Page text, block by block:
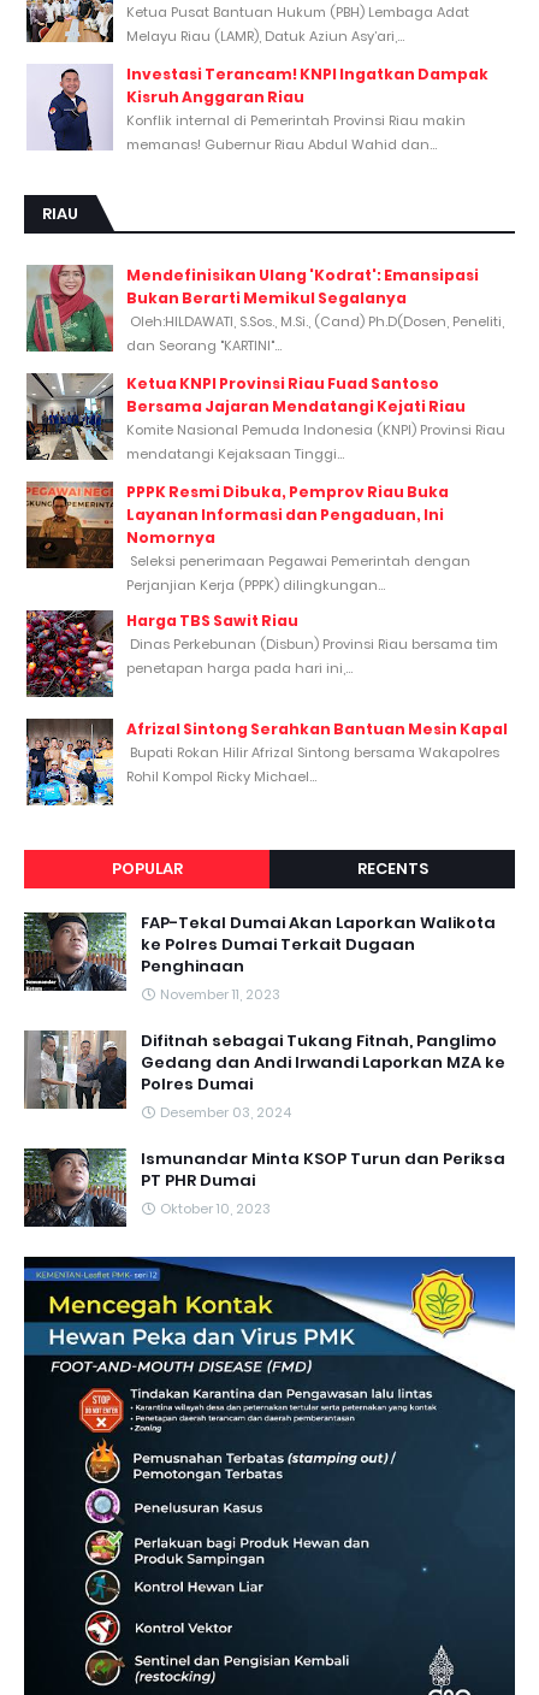
Ketua Pusat Bantuan Hukum (PBH) Lembaga Adat
Melayu Riau (LAMR), Datuk Aziun Asy’ari,...
Investasi Terancam! KNPI Ingatkan Dampak
Kisruh Anggaran Riau
Konflik internal di Pemerintah Provinsi Riau makin
memanas! Gubernur Riau Abdul Wahid dan...
RIAU
Mendefinisikan Ulang 'Kodrat': Emansipasi
Bukan Berarti Memikul Segalanya
Oleh:HILDAWATI, S.Sos., M.Si., (Cand) Ph.D(Dosen, Peneliti,
dan Seorang "KARTINI"...
Ketua KNPI Provinsi Riau Fuad Santoso
Bersama Jajaran Mendatangi Kejati Riau
Komite Nasional Pemuda Indonesia (KNPI) Provinsi Riau
mendatangi Kejaksaan Tinggi...
PPPK Resmi Dibuka, Pemprov Riau Buka
Layanan Informasi dan Pengaduan, Ini
Nomornya
Seleksi penerimaan Pegawai Pemerintah dengan
Perjanjian Kerja (PPPK) dilingkungan...
Harga TBS Sawit Riau
Dinas Perkebunan (Disbun) Provinsi Riau bersama tim
penetapan harga pada hari ini,...
Afrizal Sintong Serahkan Bantuan Mesin Kapal
Bupati Rokan Hilir Afrizal Sintong bersama Wakapolres
Rohil Kompol Ricky Michael...
POPULAR RECENTS
FAP-Tekal Dumai Akan Laporkan Walikota
ke Polres Dumai Terkait Dugaan
Penghinaan
November 11, 2023
Difitnah sebagai Tukang Fitnah, Panglimo
Gedang dan Andi Irwandi Laporkan MZA ke
Polres Dumai
Desember 03, 2024
Ismunandar Minta KSOP Turun dan Periksa
PT PHR Dumai
Oktober 10, 2023